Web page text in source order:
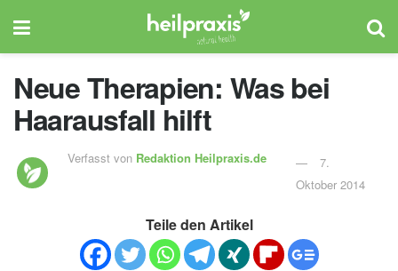
Neue Therapien: Was bei
Haarausfall hilft
Verfasst von Redaktion Heilpraxis.de
7.
Oktober 2014
Teile den Artikel